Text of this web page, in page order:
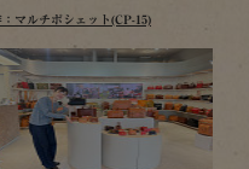
：マルチポシェット(CP-15)